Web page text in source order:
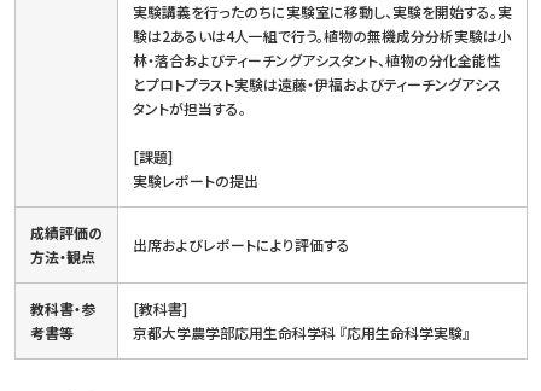
実験講義を行ったのちに実験室に移動し、実験を開始する。実
験は2あるいは4人一組で行う。植物の無機成分分析実験は小
林・落合およびティーチングアシスタント、植物の分化全能性
とプロトプラスト実験は遠藤・伊福およびティーチングアシス
タントが担当する。
[課題]
実験レポートの提出
成績評価の
方法・観点
出席およびレポートにより評価する
教科書・参
考書等
[教科書]
京都大学農学部応用生命科学科 『応用生命科学実験』